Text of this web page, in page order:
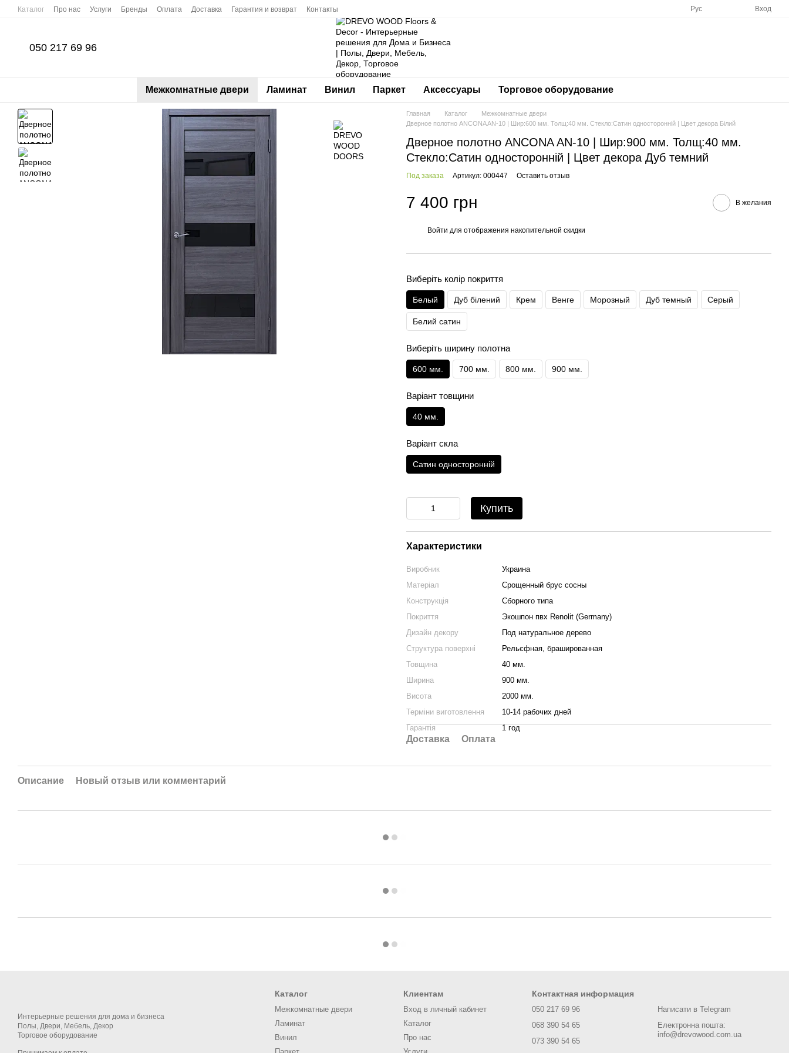
Перейти к основному контенту
Каталог Про нас Услуги Бренды Оплата Доставка Гарантия и возврат Контакты Рус Вход
050 217 69 96
Межкомнатные двери Ламинат Винил Паркет Аксессуары Торговое оборудование
Главная Каталог
Межкомнатные двери
Дверное полотно ANCONA AN-10 | Шир:600 мм. Толщ:40 мм. Стекло:Сатин односторонній | Цвет декора Білий
Дверное полотно ANCONA AN-10 | Шир:900 мм. Толщ:40 мм.
Стекло:Сатин односторонній | Цвет декора Дуб темний
Под заказа Артикул: 000447 Оставить отзыв
7 400 грн В желания
Войти для отображения накопительной скидки
Виберіть колір покриття
Белый Дуб білений Крем Венге Морозный Дуб темный Серый
Белий сатин
Виберіть ширину полотна
600 мм. 700 мм. 800 мм. 900 мм.
Варіант товщини
40 мм.
Варіант скла
Сатин односторонній
Купить
Характеристики
Виробник
Украина
Матеріал
Срощенный брус сосны
Конструкція
Сборного типа
Покриття
Экошпон пвх Renolit (Germany)
Дизайн декору
Под натуральное дерево
Структура поверхні
Рельєфная, брашированная
Товщина
40 мм.
Ширина
900 мм.
Висота
2000 мм.
Терміни виготовлення
10-14 рабочих дней
Гарантія
1 год
Доставка Оплата
Описание Новый отзыв или комментарий
Интерьерные решения для дома и бизнеса
Полы, Двери, Мебель, Декор
Торговое оборудование
Каталог
Межкомнатные двери
Ламинат
Винил
Клиентам
Вход в личный кабинет
Каталог
Про нас
Контактная информация
050 217 69 96
068 390 54 65
073 390 54 65
Написати в Telegram
Електронна пошта:
info@drevowood.com.ua